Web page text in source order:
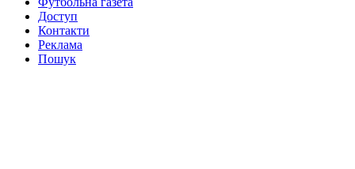
Доступ
Контакти
Реклама
Пошук